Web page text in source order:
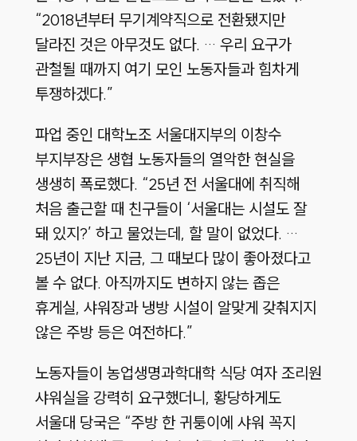
“2018년부터 무기계약직으로 전환됐지만
달라진 것은 아무것도 없다. … 우리 요구가
관철될 때까지 여기 모인 노동자들과 힘차게
투쟁하겠다.”
파업 중인 대학노조 서울대지부의 이창수
부지부장은 생협 노동자들의 열악한 현실을
생생히 폭로했다. “25년 전 서울대에 취직해
처음 출근할 때 친구들이 ‘서울대는 시설도 잘
돼 있지?’ 하고 물었는데, 할 말이 없었다. …
25년이 지난 지금, 그 때보다 많이 좋아졌다고
볼 수 없다. 아직까지도 변하지 않는 좁은
휴게실, 샤워장과 냉방 시설이 알맞게 갖춰지지
않은 주방 등은 여전하다.”
노동자들이 농업생명과학대학 식당 여자 조리원
샤워실을 강력히 요구했더니, 황당하게도
서울대 당국은 “주방 한 귀퉁이에 샤워 꼭지